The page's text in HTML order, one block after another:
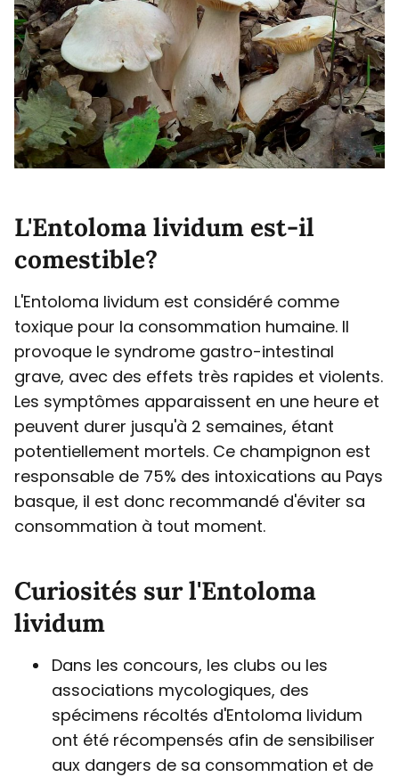
L'Entoloma lividum est-il
comestible?
L'Entoloma lividum est considéré comme
toxique pour la consommation humaine. Il
provoque le syndrome gastro-intestinal
grave, avec des effets très rapides et violents.
Les symptômes apparaissent en une heure et
peuvent durer jusqu'à 2 semaines, étant
potentiellement mortels. Ce champignon est
responsable de 75% des intoxications au Pays
basque, il est donc recommandé d'éviter sa
consommation à tout moment.
Curiosités sur l'Entoloma
lividum
Dans les concours, les clubs ou les
associations mycologiques, des
spécimens récoltés d'Entoloma lividum
ont été récompensés afin de sensibiliser
aux dangers de sa consommation et de